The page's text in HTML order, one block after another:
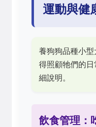
運動與健
養狗狗品種小
得照顧牠們的
細說明。
飲食管理：